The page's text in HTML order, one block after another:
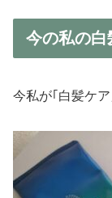
今の私の白
今私が｢白髪ケ